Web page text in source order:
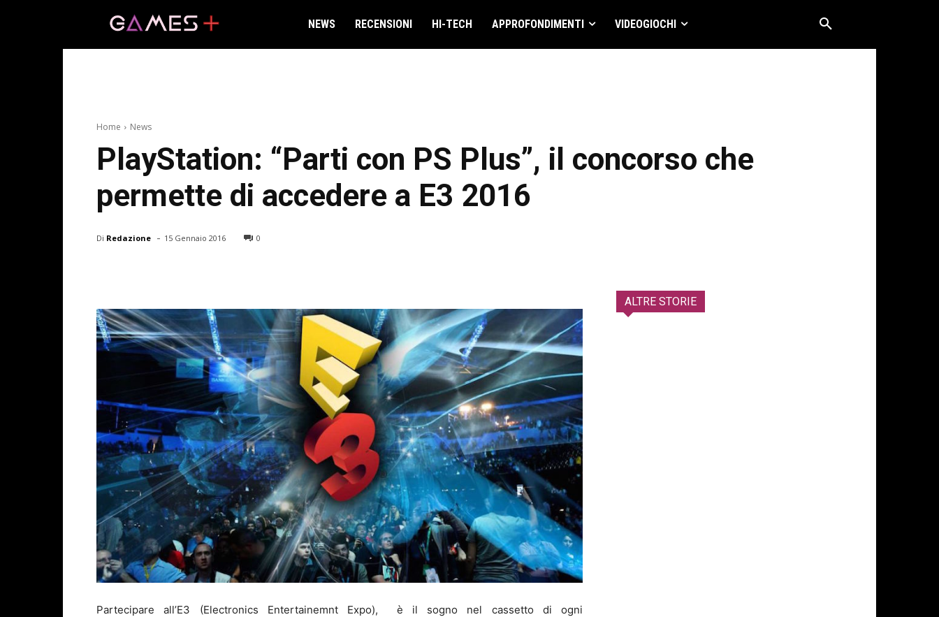
NEWS RECENSIONI HI-TECH APPROFONDIMENTI VIDEOGIOCHI
Home News
PlayStation: “Parti con PS Plus”, il concorso che
permette di accedere a E3 2016
Di Redazione - 15 Gennaio 2016 0
Partecipare all’E3 (Electronics Entertainemnt Expo), è il sogno nel cassetto di ogni
ALTRE STORIE